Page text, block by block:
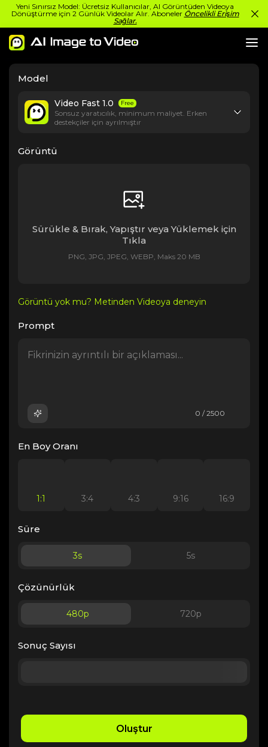
Yeni Sınırsız Model: Ücretsiz Kullanıcılar, AI Görüntüden Videoya
Dönüştürme için 2 Günlük Videolar Alır. Aboneler Öncelikli Erişim
Sağlar.
Model
Video Fast 1.0 Free
Sonsuz yaratıcılık, minimum maliyet. Erken
destekçiler için ayrılmıştır
Görüntü
Sürükle & Bırak, Yapıştır veya Yüklemek için
Tıkla
PNG, JPG, JPEG, WEBP, Maks 20 MB
Görüntü yok mu? Metinden Videoya deneyin
Prompt
0 / 2500
En Boy Oranı
1:1 3:4 4:3 9:16 16:9
Süre
3s 5s
Çözünürlük
480p 720p
Sonuç Sayısı
Oluştur